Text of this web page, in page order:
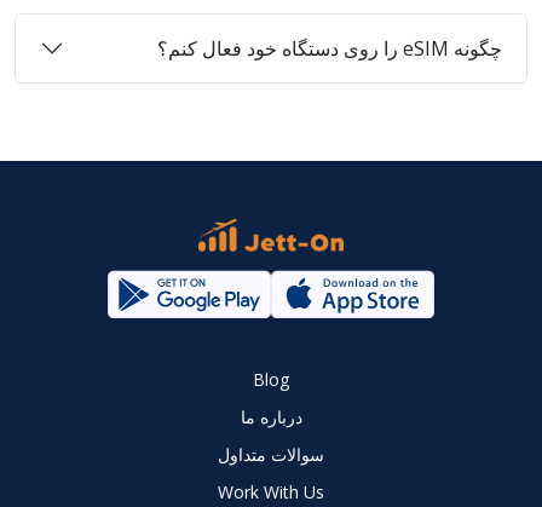
چگونه eSIM را روی دستگاه خود فعال کنم؟
Blog
درباره ما
سوالات متداول
Work With Us